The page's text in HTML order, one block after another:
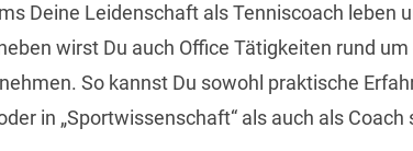
Deine Leidenschaft als Tenniscoach leben
wirst Du auch Office Tätigkeiten rund um
So kannst Du sowohl praktische
in „Sportwissenschaft“ als auch als Coach